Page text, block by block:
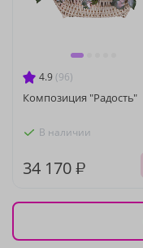
4.9 (96)
Композиция "Радость"
В наличии
34 170 ₽